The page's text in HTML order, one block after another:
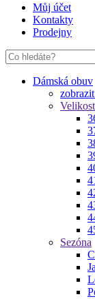
Můj účet
Kontakty
Prodejny
Dámská obuv
Sezóna